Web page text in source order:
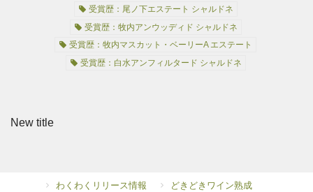
受賞歴：尾ノ下エステート シャルドネ
受賞歴：牧内アンウッディド シャルドネ
受賞歴：牧内マスカット・ベーリーA エステート
受賞歴：白水アンフィルタード シャルドネ
New title
わくわくリリース情報
どきどきワイン熟成